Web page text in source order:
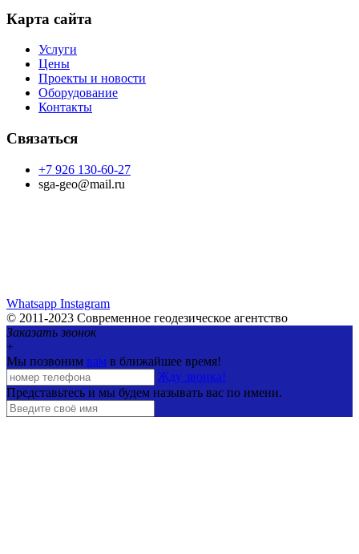
Карта сайта
Услуги
Цены
Проекты и новости
Оборудование
Контакты
Связаться
+7 926 130-60-27
sga-geo@mail.ru
Whatsapp Instagram
© 2011-2023 Современное геодезическое агентство
Заказать звонок
+
Мы позвоним вам в ближайшее время!
Жду звонка!
Представьтесь и мы будем называть вас по имени.